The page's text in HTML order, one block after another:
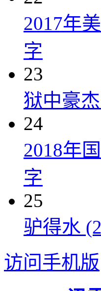
2017年
字
23
狱中豪
24
2018年
字
25
驴得水
访问手机版